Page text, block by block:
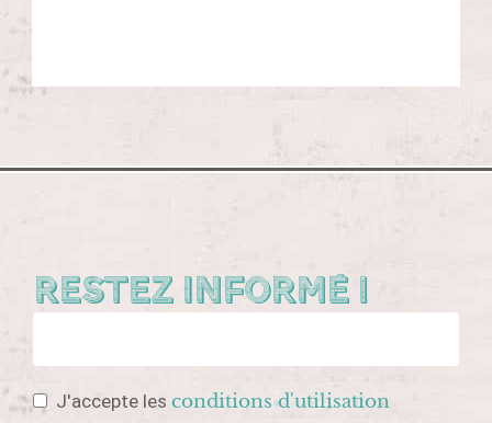
Restez informé !
J'accepte lesconditions d'utilisation